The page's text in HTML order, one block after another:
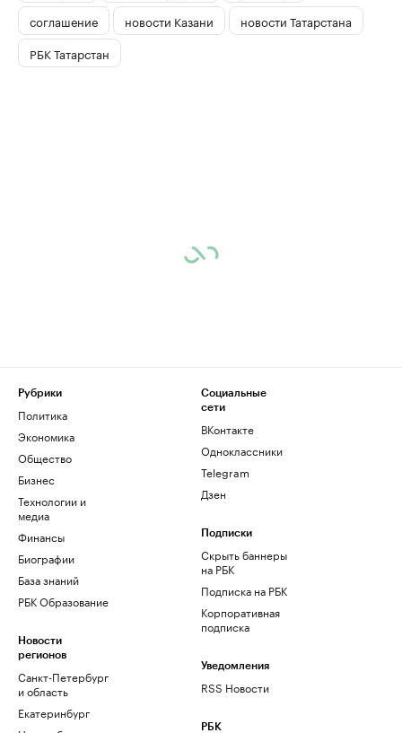
соглашение
новости Казани
новости Татарстана
РБК Татарстан
Рубрики
Политика
Экономика
Общество
Бизнес
Технологии и
медиа
Финансы
Биографии
База знаний
РБК Образование
Новости
регионов
Санкт-Петербург
и область
Екатеринбург
Социальные
сети
ВКонтакте
Одноклассники
Telegram
Дзен
Подписки
Скрыть баннеры
на РБК
Подписка на РБК
Корпоративная
подписка
Уведомления
RSS Новости
РБК